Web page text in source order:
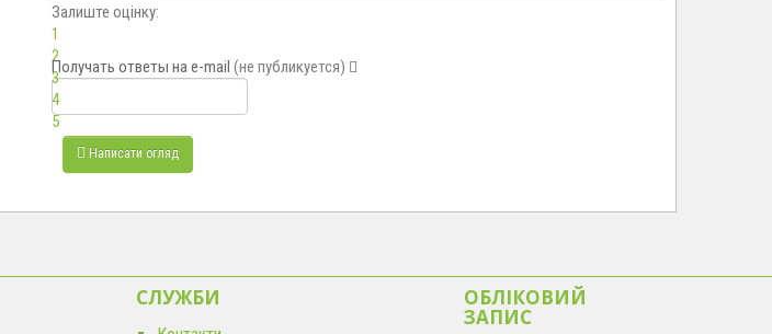
Залиште оцінку:
1
2
3
4
5
Получать ответы на e-mail (не публикуется)
Написати огляд
CЛУЖБИ ОБЛІКОВИЙ
ЗАПИС